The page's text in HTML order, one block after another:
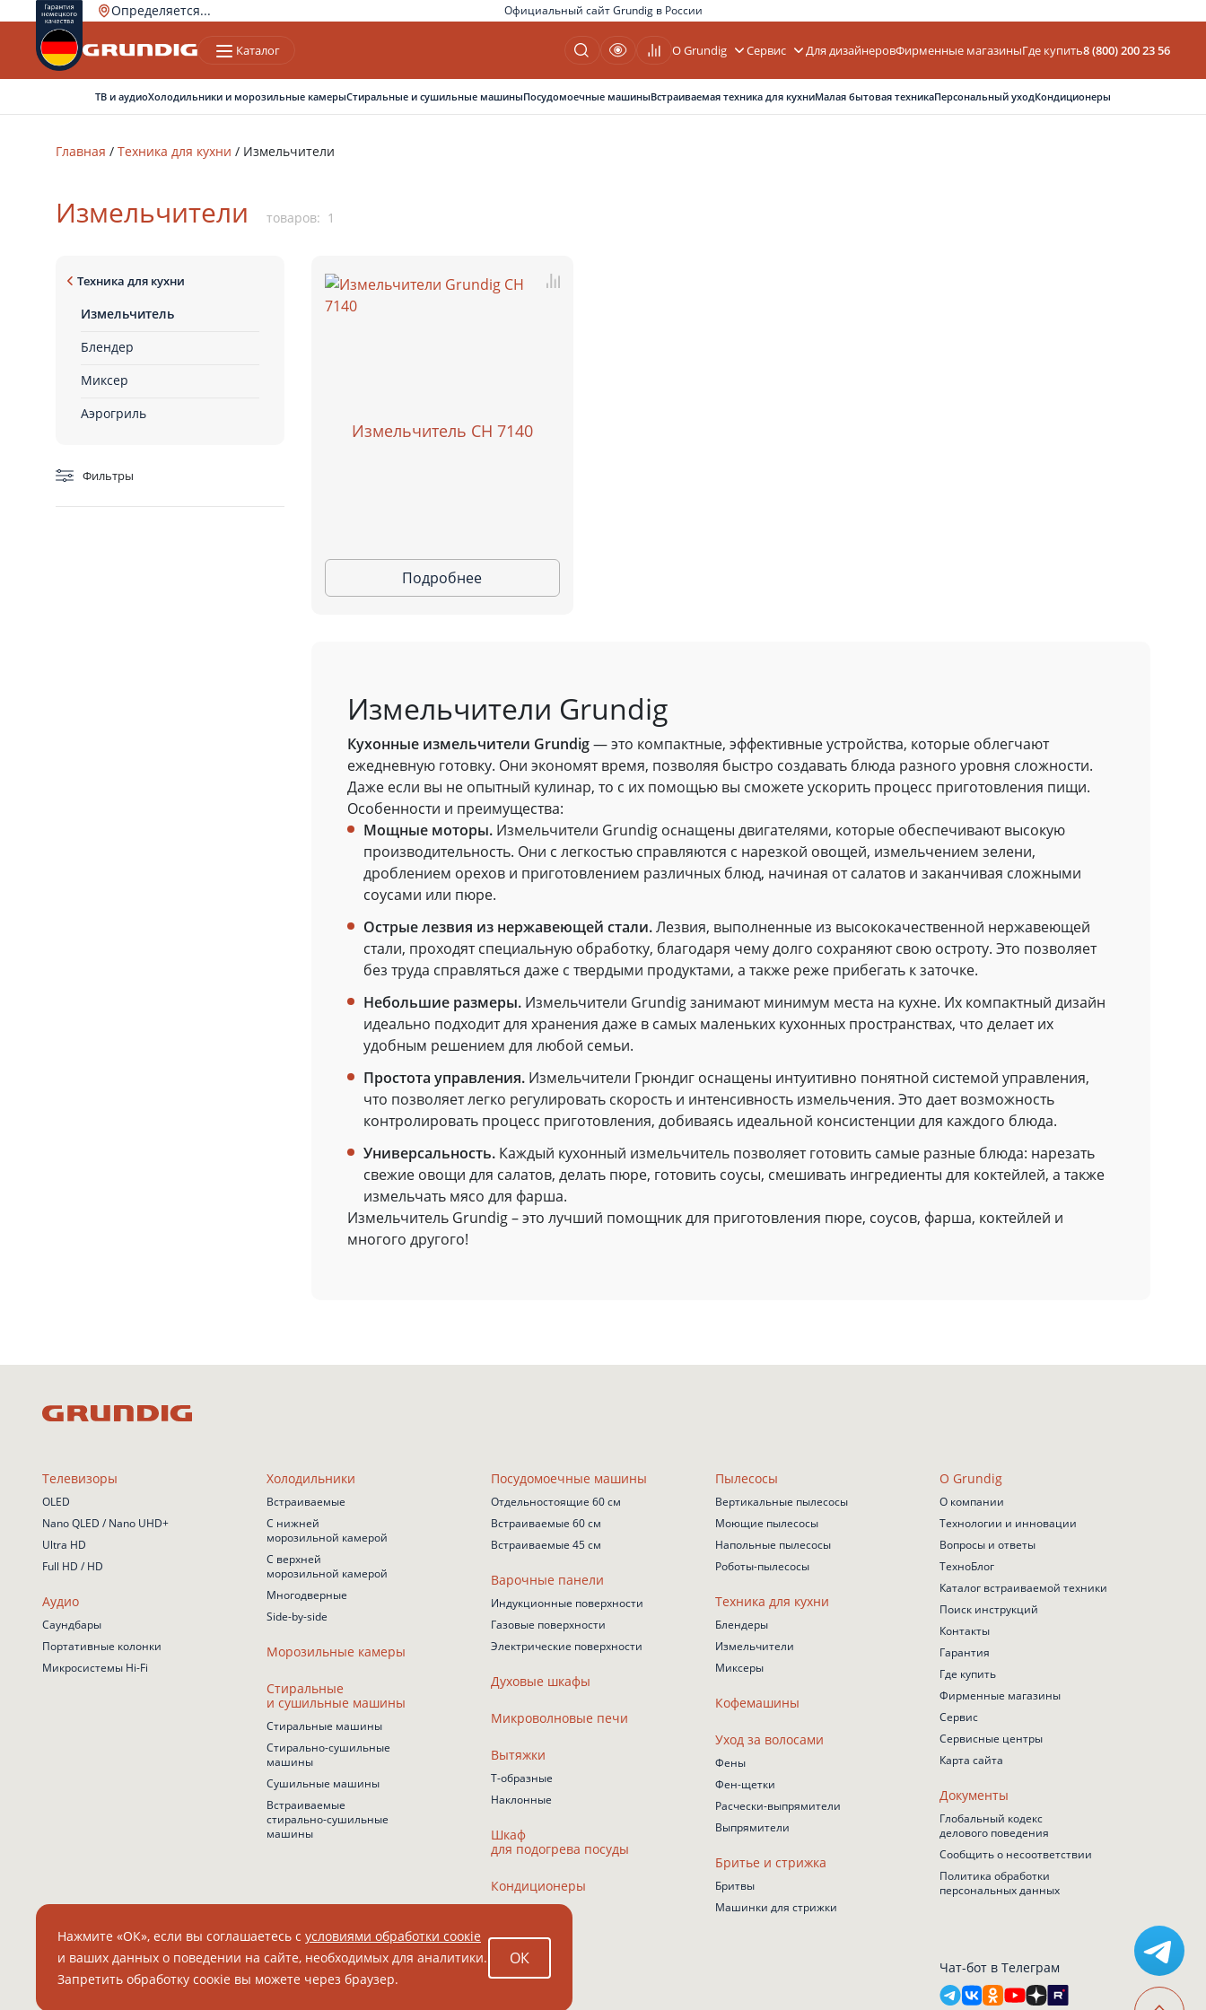
Официальный сайт Grundig в России
Определяется...
Ваш город
Каталог О Grundig Сервис Для дизайнеровФирменные магазиныГде купить8 (800) 200 23 56
ТВ и аудиоХолодильники и морозильные камерыСтиральные и сушильные машиныПосудомоечные машиныВстраиваемая техника для кухниМалая бытовая техникаПерсональный уходКондиционеры
Главная / Техника для кухни / Измельчители
Измельчители товаров: 1
Техника для кухни
Измельчитель
Блендер
Миксер
Аэрогриль
Фильтры
Измельчитель CH 7140
Подробнее
Измельчители Grundig
Кухонные измельчители Grundig— это компактные, эффективные устройства, которые облегчают
ежедневную готовку. Они экономят время, позволяя быстро создавать блюда разного уровня сложности.
Даже если вы не опытный кулинар, то с их помощью вы сможете ускорить процесс приготовления пищи.
Особенности и преимущества:
Мощные моторы. Измельчители Grundig оснащены двигателями, которые обеспечивают высокую
производительность. Они с легкостью справляются с нарезкой овощей, измельчением зелени,
дроблением орехов и приготовлением различных блюд, начиная от салатов и заканчивая сложными
соусами или пюре.
Острые лезвия из нержавеющей стали.Лезвия, выполненные из высококачественной нержавеющей
стали, проходят специальную обработку, благодаря чему долго сохраняют свою остроту. Это позволяет
без труда справляться даже с твердыми продуктами, а также реже прибегать к заточке.
Небольшие размеры. Измельчители Grundig занимают минимум места на кухне. Их компактный дизайн
идеально подходит для хранения даже в самых маленьких кухонных пространствах, что делает их
удобным решением для любой семьи.
Простота управления. Измельчители Грюндиг оснащены интуитивно понятной системой управления,
что позволяет легко регулировать скорость и интенсивность измельчения. Это дает возможность
контролировать процесс приготовления, добиваясь идеальной консистенции для каждого блюда.
Универсальность. Каждый кухонный измельчитель позволяет готовить самые разные блюда: нарезать
свежие овощи для салатов, делать пюре, готовить соусы, смешивать ингредиенты для коктейлей, а также
измельчать мясо для фарша.
Измельчитель Grundig – это лучший помощник для приготовления пюре, соусов, фарша, коктейлей и
многого другого!
Телевизоры
OLED
Nano QLED / Nano UHD+
Ultra HD
Full HD / HD
Аудио
Саундбары
Портативные колонки
Микросистемы Hi-Fi
Холодильники
Встраиваемые
С нижней
морозильной камерой
С верхней
морозильной камерой
Многодверные
Side-by-side
Морозильные камеры
Стиральные
и сушильные машины
Стиральные машины
Стирально-сушильные
машины
Сушильные машины
Встраиваемые
стирально-сушильные
машины
Посудомоечные машины
Отдельностоящие 60 см
Встраиваемые 60 см
Встраиваемые 45 см
Варочные панели
Индукционные поверхности
Газовые поверхности
Электрические поверхности
Духовые шкафы
Микроволновые печи
Вытяжки
Т-образные
Наклонные
Шкаф
для подогрева посуды
Кондиционеры
Пылесосы
Вертикальные пылесосы
Моющие пылесосы
Напольные пылесосы
Роботы-пылесосы
Техника для кухни
Блендеры
Измельчители
Миксеры
Кофемашины
Уход за волосами
Фены
Фен-щетки
Расчески-выпрямители
Выпрямители
Бритье и стрижка
Бритвы
Машинки для стрижки
О Grundig
О компании
Технологии и инновации
Вопросы и ответы
ТехноБлог
Каталог встраиваемой техники
Поиск инструкций
Контакты
Гарантия
Где купить
Фирменные магазины
Сервис
Сервисные центры
Карта сайта
Документы
Глобальный кодекс
делового поведения
Сообщить о несоответствии
Политика обработки
персональных данных
© 2026 Grundig. Все права защищены.
ООО "БЕКО" ИНН 7804157910 КПП 331601001 ОГРН 1027802512671
Чат-бот в Телеграм
Нажмите «ОК», если вы соглашаетесь с условиями обработки соокіе
и ваших данных о поведении на сайте, необходимых для аналитики.
Запретить обработку соокіе вы можете через браузер.
ОК
Москва
Сочи
Краснодар
Ростов-на-Дону
Новосибирск
Екатеринбург
Красноярск
Самара
Казань
Уфа
В зависимости от выбранного местоположения мы сможем показать
актуальные фирменные магазины Grundig